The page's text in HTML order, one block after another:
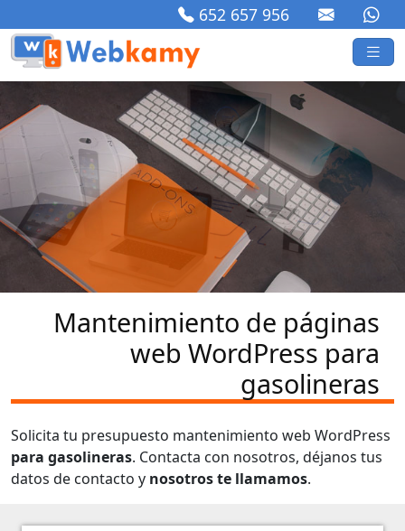
652 657 956
Mantenimiento de páginas
web WordPress para
gasolineras
Solicita tu presupuesto mantenimiento web WordPress
para gasolineras. Contacta con nosotros, déjanos tus
datos de contacto y nosotros te llamamos.